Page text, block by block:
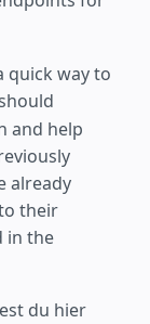
quick way to
and help
already
their
in the
du hier